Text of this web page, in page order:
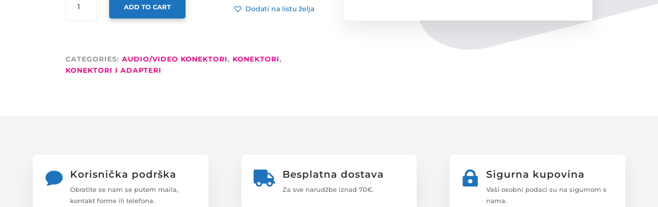
REAN
ADD TO CART Dodati na listu želja
CATEGORIES:AUDIO/VIDEO KONEKTORI, KONEKTORI,
KONEKTORI I ADAPTERI
 Korisnička podrška
Obratite se nam se putem maila,
kontakt forme ili telefona.
 Besplatna dostava
Za sve narudžbe iznad 70€.
 Sigurna kupovina
Vaši osobni podaci su na sigurnom s
nama.